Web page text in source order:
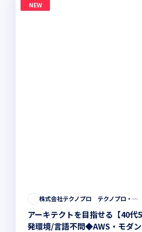
NEW
株式会社テクノプロ テクノプロ・エンジニアリング社
アーキテクトを目指せる【40代
発環境/言語不問◆AWS・モダ